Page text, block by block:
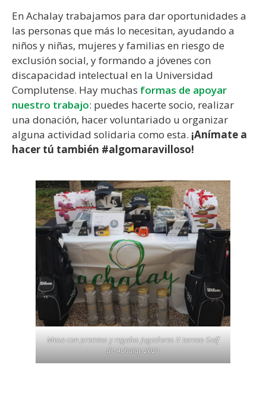
En Achalay trabajamos para dar oportunidades a
las personas que más lo necesitan, ayudando a
niños y niñas, mujeres y familias en riesgo de
exclusión social, y formando a jóvenes con
discapacidad intelectual en la Universidad
Complutense. Hay muchas formas de apoyar
nuestro trabajo: puedes hacerte socio, realizar
una donación, hacer voluntariado u organizar
alguna actividad solidaria como esta. ¡Anímate a
hacer tú también #algomaravilloso!
Mesa con premios y regalos jugadores II torneo Golf
de Achalay 2021